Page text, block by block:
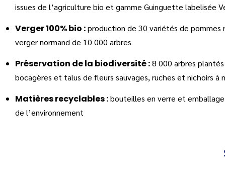
issues de l’agriculture bio et gamme Guinguette labelisée
Verger 100% bio :production de 30 variétés de pommes
verger normand de 10 000 arbres
Préservation de la biodiversité :8 000 arbres
bocagères et talus de fleurs sauvages, ruches et nichoirs à
Matières recyclables :bouteilles en verre et
de l’environnement